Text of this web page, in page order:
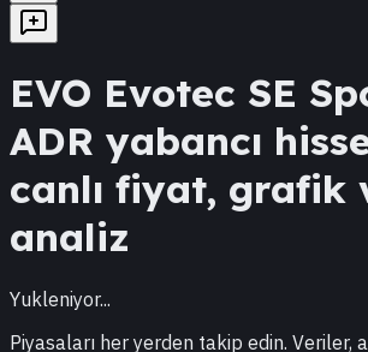
EVO Evotec SE
ADR yabancı
canlı fiyat, grafik
analiz
Yukleniyor...
Piyasaları her yerden takip edin. Veriler,